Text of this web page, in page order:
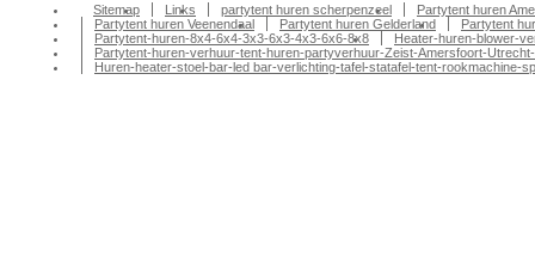
Sitemap Links partytent huren scherpenzeel
Partytent huren
Partytent huren Veenendaal
Partytent huren Gelderland
Partytent
Partytent-huren-8x4-6x4-3x3-6x3-4x3-6x6-8x8
Heater-huren-blower-
Partytent-huren-verhuur-tent-huren-partyverhuur-Zeist-Amersfoort-
Huren-heater-stoel-bar-led bar-verlichting-tafel-statafel-tent-